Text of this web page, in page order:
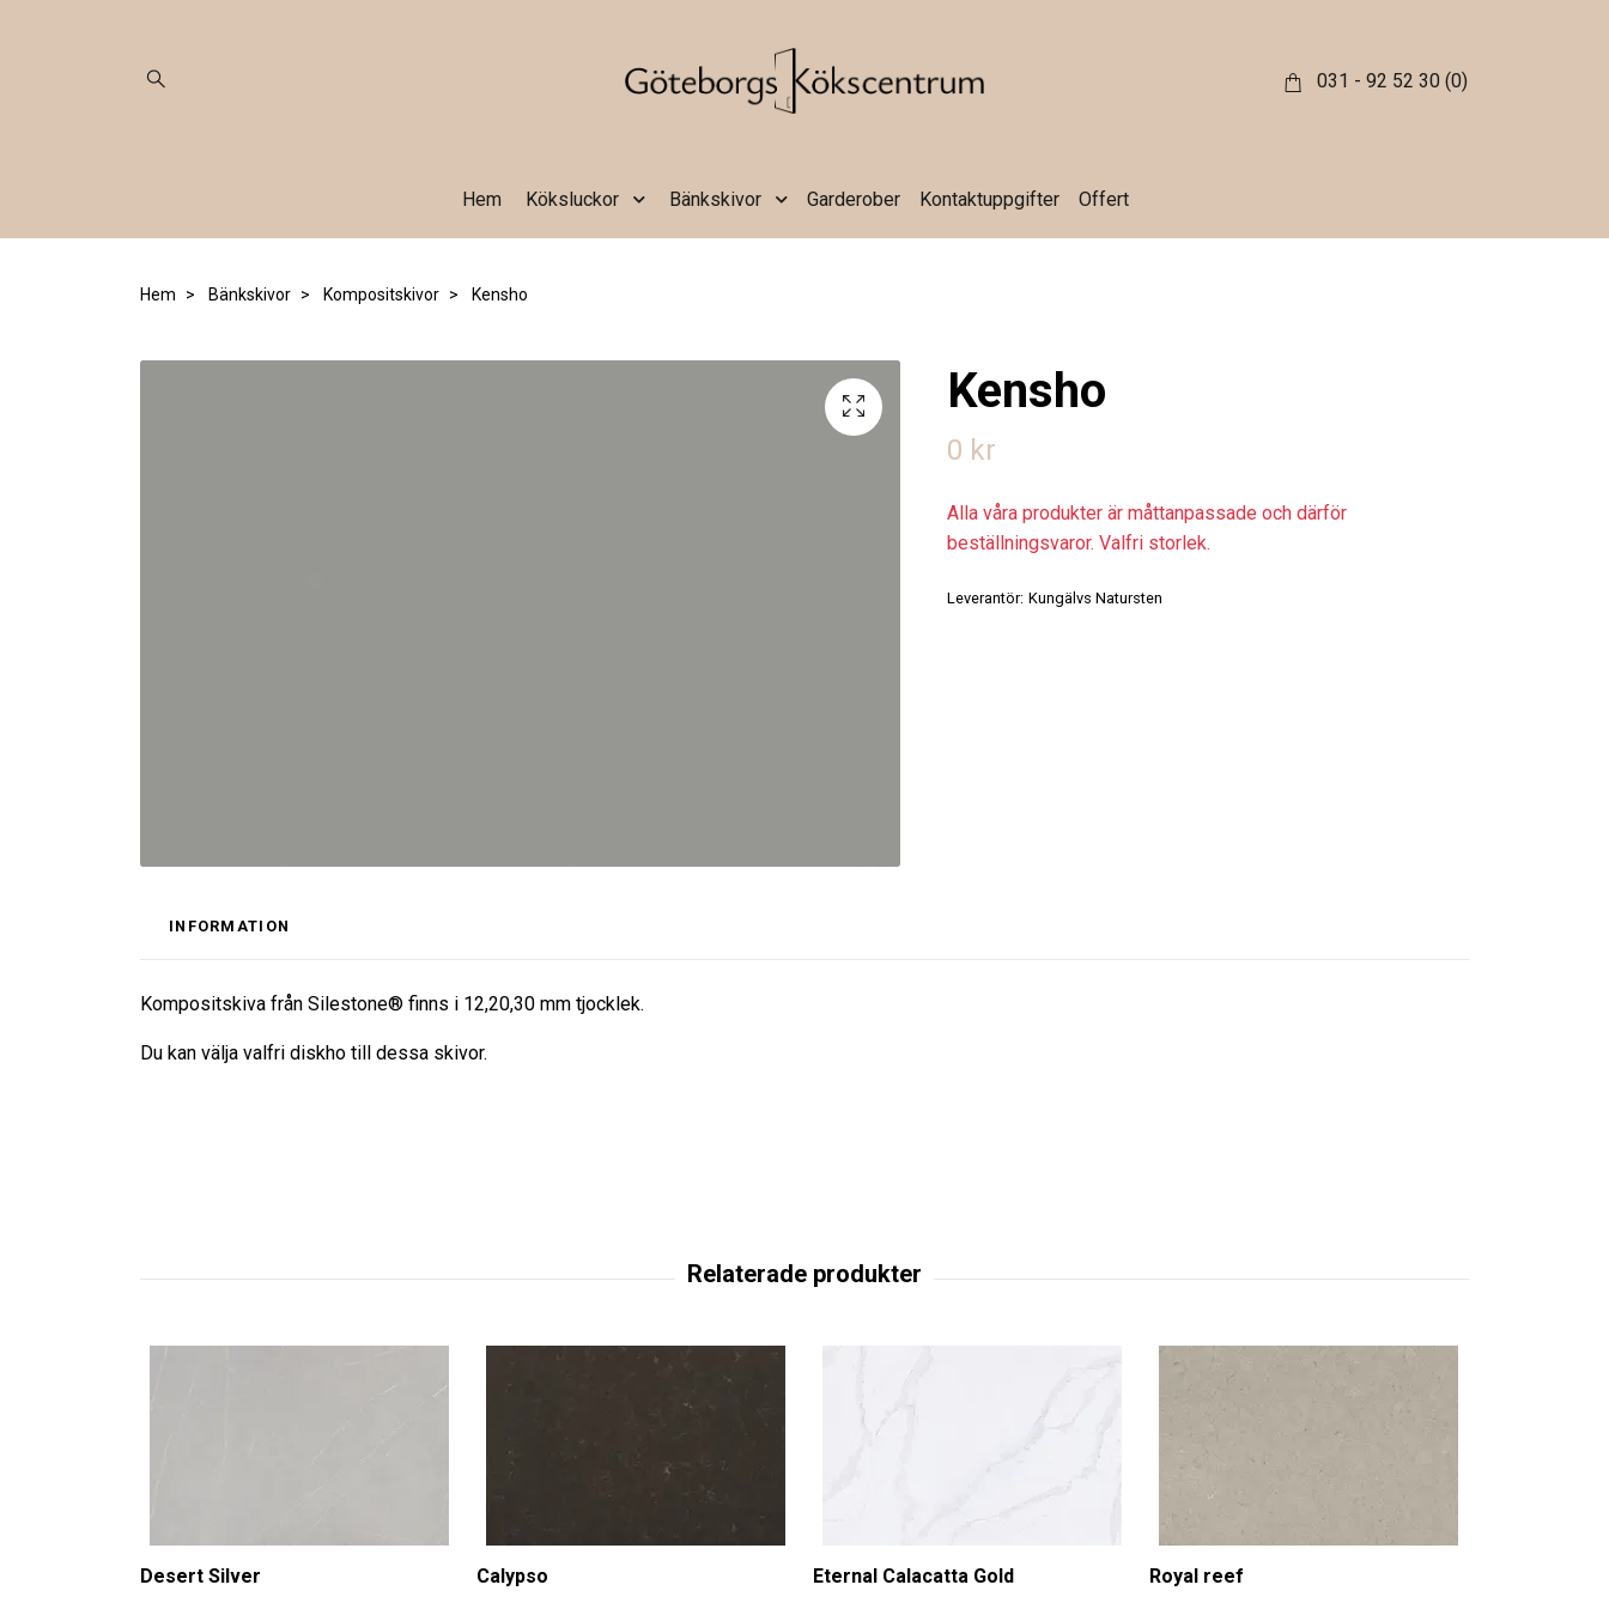
031 - 92 52 30 (0)
Hem Köksluckor Bänkskivor Garderober Kontaktuppgifter Offert
Hem Bänkskivor Kompositskivor Kensho
Kensho
0 kr
Alla våra produkter är måttanpassade och därför
beställningsvaror. Valfri storlek.
Leverantör: Kungälvs Natursten
INFORMATION
Kompositskiva från Silestone® finns i 12,20,30 mm tjocklek.
Du kan välja valfri diskho till dessa skivor.
Desert Silver Calypso Eternal Calacatta Gold Royal reef